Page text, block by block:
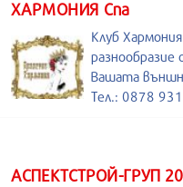
ХАРМОНИЯ Спа
Клуб
разнообразие
Вашата
Тел.: 0878
АСПЕКТСТРОЙ-ГРУП